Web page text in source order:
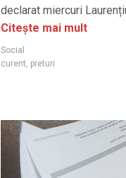
declarat miercuri
Citește mai mult
Social
curent preturi